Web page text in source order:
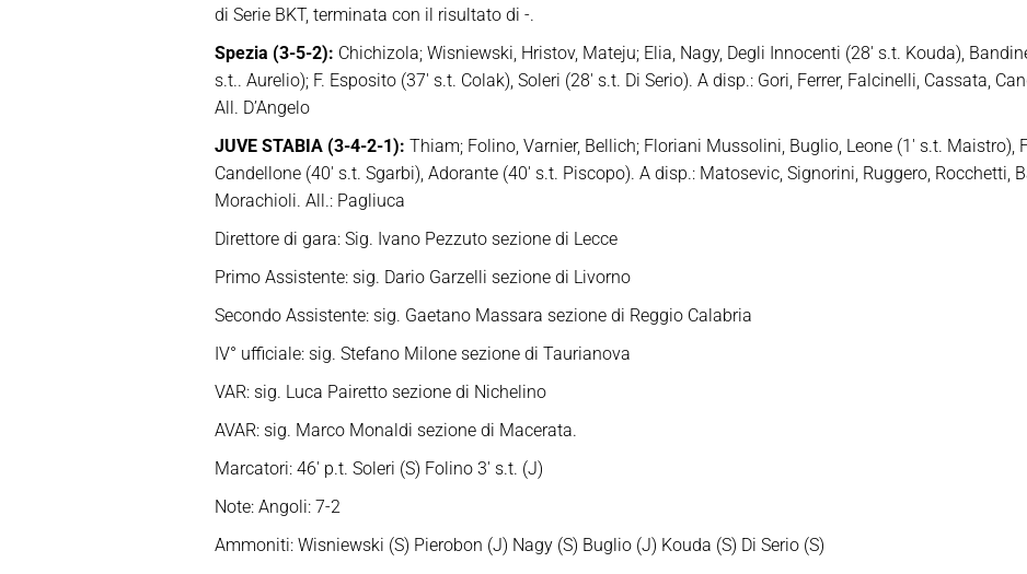
di Serie BKT, terminata con il risultato di -.
Spezia (3-5-2): Chichizola; Wisniewski, Hristov, Mateju; Elia, Nagy, Degli Innocenti (28′ s.t. Kouda),
s.t.. Aurelio); F. Esposito (37′ s.t. Colak), Soleri (28′ s.t. Di Serio). A disp.: Gori, Ferrer, Falcinelli, Cassata,
All. D’Angelo
JUVE STABIA (3-4-2-1): Thiam; Folino, Varnier, Bellich; Floriani Mussolini, Buglio, Leone (1′ s.t. Maistro),
Candellone (40′ s.t. Sgarbi), Adorante (40′ s.t. Piscopo). A disp.: Matosevic, Signorini, Ruggero, Rocchetti,
Morachioli. All.: Pagliuca
Direttore di gara: Sig. Ivano Pezzuto sezione di Lecce
Primo Assistente: sig. Dario Garzelli sezione di Livorno
Secondo Assistente: sig. Gaetano Massara sezione di Reggio Calabria
IV° ufficiale: sig. Stefano Milone sezione di Taurianova
VAR: sig. Luca Pairetto sezione di Nichelino
AVAR: sig. Marco Monaldi sezione di Macerata.
Marcatori: 46′ p.t. Soleri (S) Folino 3′ s.t. (J)
Note: Angoli: 7-2
Ammoniti: Wisniewski (S) Pierobon (J) Nagy (S) Buglio (J) Kouda (S) Di Serio (S)